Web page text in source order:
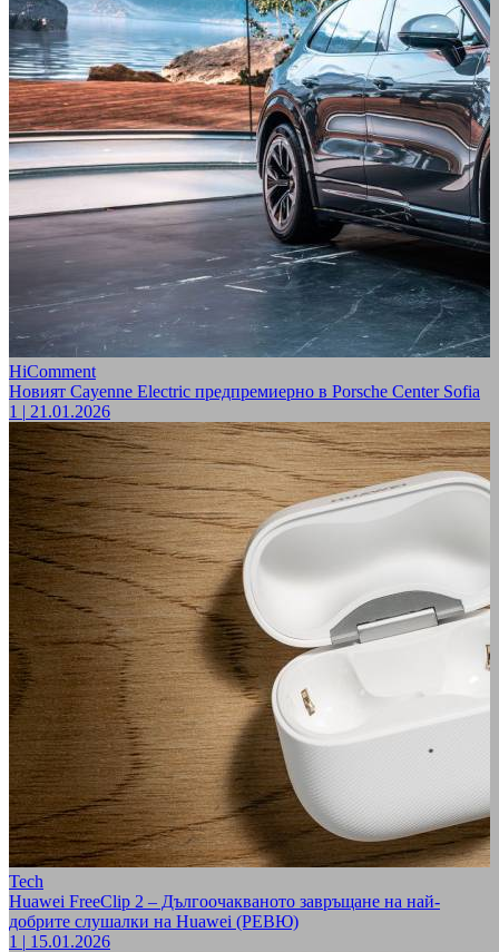
HiComment
Новият Cayenne Electric предпремиерно в Porsche Center Sofia
1 | 21.01.2026
Tech
Huawei FreeClip 2 – Дългоочакваното завръщане на най-
добрите слушалки на Huawei (РЕВЮ)
1 | 15.01.2026